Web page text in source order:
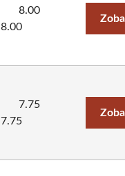
8.00
8.00
7.75
7.75